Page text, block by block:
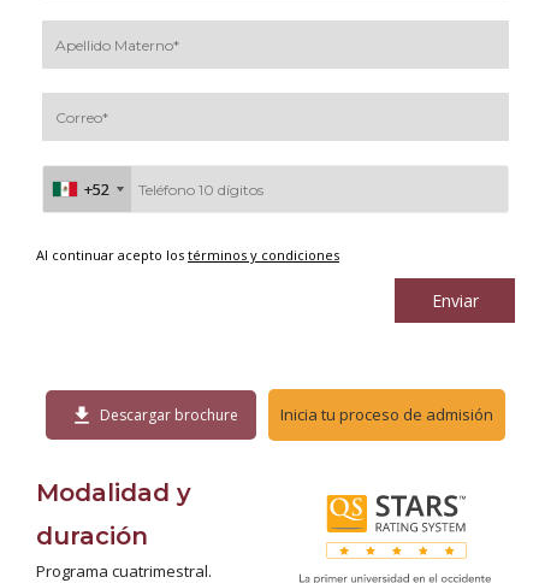
+52
+52
Al continuar acepto los términos y condiciones
Enviar
download Descargar brochure Inicia tu proceso de admisión
Modalidad y
duración
Programa cuatrimestral.